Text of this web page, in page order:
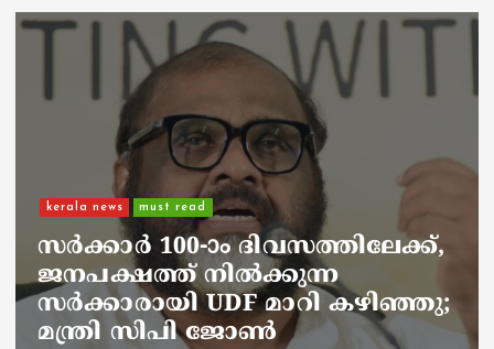
നാടെങ്ങും പൊലീസ് തിരയുന്നു,
ചായകുടിക്കാൻ എടപ്പാളിലെത്തി
അർജുൻ ആയങ്കി;
സഞ്ചരിക്കുന്നത് വാഹനങ്ങൾ
മാറ്റി